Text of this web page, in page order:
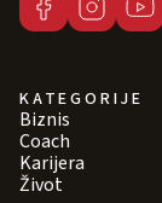
KATEGORIJE
Biznis
Coach
Karijera
Život